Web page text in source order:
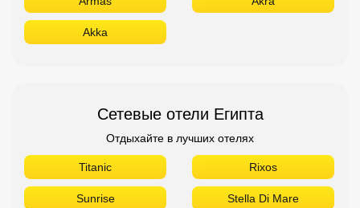
Novotel Movenpick
Jaz Hilton
Azur